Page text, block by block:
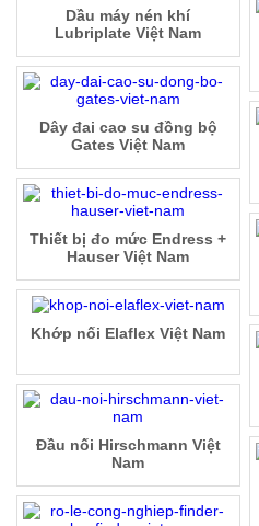
Dầu máy nén khí
Lubriplate Việt Nam
Dây đai cao su đồng bộ
Gates Việt Nam
Thiết bị đo mức Endress +
Hauser Việt Nam
Khớp nối Elaflex Việt Nam
Đầu nối Hirschmann Việt
Nam